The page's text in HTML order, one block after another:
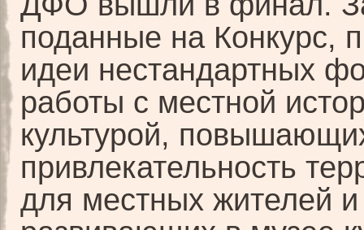
поданные на Конкурс,
идеи нестандартных
работы с местной
культурой,
привлекательность
для местных жителей и